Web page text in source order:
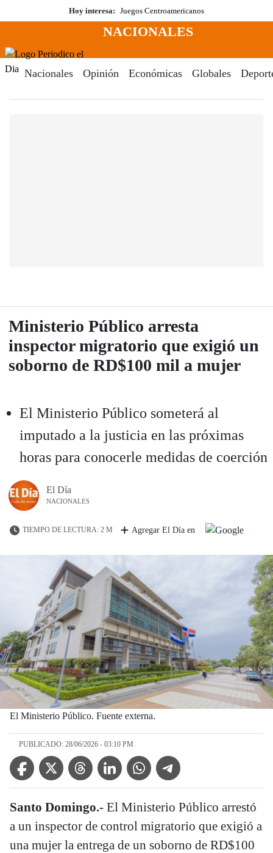
al
Hoy interesa: Juegos Centroamericanos
Menú
NACIONALES
Nacionales Opinión Económicas Globales
Ministerio Público arresta
inspector migratorio que exigió un
soborno de RD$100 mil a mujer
El Ministerio Público someterá al
imputado a la justicia en las próximas
horas para conocerle medidas de coerción
El Día
NACIONALES
TIEMPO DE LECTURA: 2 M Agregar El Día en
El Ministerio Público. Fuente externa.
PUBLICADO: 28/06/2026 - 03:10 PM
Facebook IconTwitter IconThreads IconLinkedin IconWhatsApp IconTelegram Icon
Santo Domingo.- El Ministerio Público arrestó
a un inspector de control migratorio que exigió a
una mujer la entrega de un soborno de RD$100